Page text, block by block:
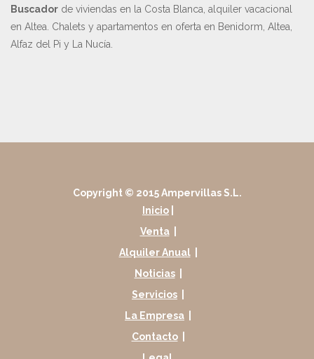
Buscador de viviendas en la Costa Blanca, alquiler vacacional
en Altea. Chalets y apartamentos en oferta en Benidorm, Altea,
Alfaz del Pi y La Nucía.
Copyright © 2015 Ampervillas S.L.
Inicio
Venta
Alquiler Anual
Noticias
Servicios
La Empresa
Contacto